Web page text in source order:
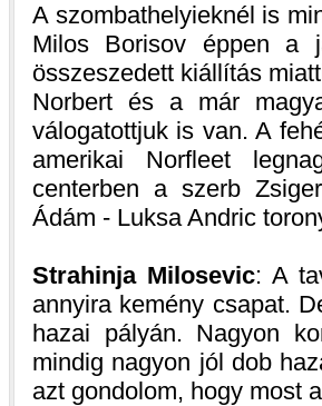
A szombathelyieknél is
Milos Borisov éppen a
összeszedett kiállítás
Norbert és a már
válogatottjuk is van. A
amerikai Norfleet
centerben a szerb
Ádám - Luksa Andric
Strahinja Milosevic: A
annyira kemény csapat.
hazai pályán. Nagyon
mindig nagyon jól dob
azt gondolom, hogy most